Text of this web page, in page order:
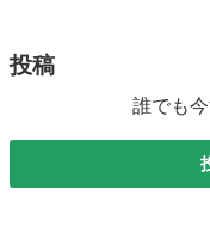
投稿
誰でも